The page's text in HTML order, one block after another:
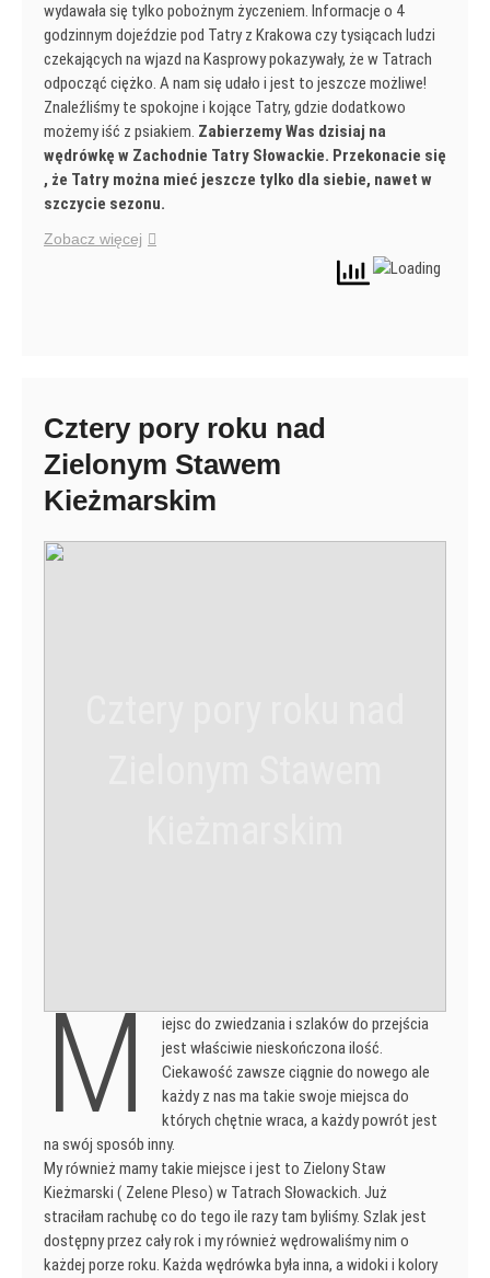
wydawała się tylko pobożnym życzeniem. Informacje o 4
godzinnym dojeździe pod Tatry z Krakowa czy tysiącach ludzi
czekających na wjazd na Kasprowy pokazywały, że w Tatrach
odpocząć ciężko. A nam się udało i jest to jeszcze możliwe!
Znaleźliśmy te spokojne i kojące Tatry, gdzie dodatkowo
możemy iść z psiakiem. Zabierzemy Was dzisiaj na
wędrówkę w Zachodnie Tatry Słowackie. Przekonacie się
, że Tatry można mieć jeszcze tylko dla siebie, nawet w
szczycie sezonu.
Zobacz więcej
Cztery pory roku nad
Zielonym Stawem
Kieżmarskim
M
iejsc do zwiedzania i szlaków do przejścia
jest właściwie nieskończona ilość.
Ciekawość zawsze ciągnie do nowego ale
każdy z nas ma takie swoje miejsca do
których chętnie wraca, a każdy powrót jest
na swój sposób inny.
My również mamy takie miejsce i jest to Zielony Staw
Kieżmarski ( Zelene Pleso) w Tatrach Słowackich. Już
straciłam rachubę co do tego ile razy tam byliśmy. Szlak jest
dostępny przez cały rok i my również wędrowaliśmy nim o
każdej porze roku. Każda wędrówka była inna, a widoki i kolory